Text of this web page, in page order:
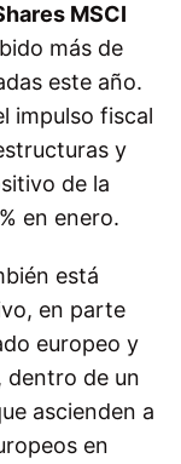
MSCI
más de
este año.
impulso fiscal
y
de la
en enero.
está
en parte
europeo y
dentro de un
ascienden a
en